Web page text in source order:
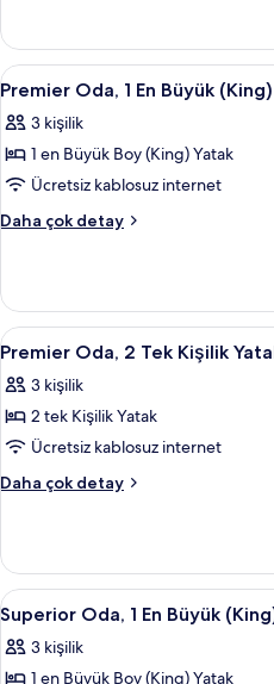
görün
View)
hakkında
daha
detay
Premier
Oda,
1
En
Büyük
(King)
(Skyline
View)
için
tüm
fotoğrafları
görün
3
Premier Oda, 1 En Büyük
3 kişilik
1 en Büyük Boy (King) Yatak
Ücretsiz kablosuz internet
Daha çok detay
Premier
Büyük
(King)
Boy
(Skyline
View)
daha
fazla
detay
Premier
Oda,
2
Tek
Kişilik
Yatak
için
tüm
fotoğrafları
görün
2
Premier Oda, 2 Tek Kişilik
3 kişilik
2 tek Kişilik Yatak
Ücretsiz kablosuz internet
Daha çok detay
Premier
Kişilik
Yatak
(Skyline
View)
hakkında
daha
Superior
Oda,
1
3
Superior Oda, 1 En Büyük
3 kişilik
1 en Büyük Boy (King) Yatak